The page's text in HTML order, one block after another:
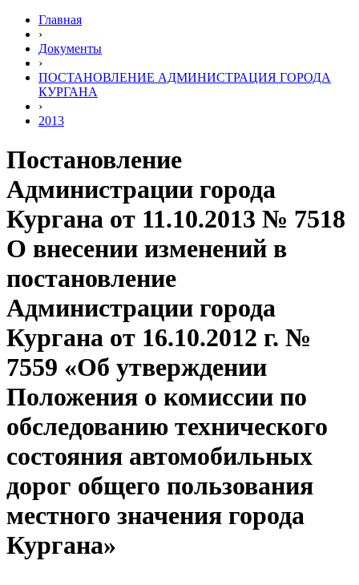
Главная
›
Документы
›
ПОСТАНОВЛЕНИЕ АДМИНИСТРАЦИЯ ГОРОДА
КУРГАНА
›
2013
Постановление
Администрации города
Кургана от 11.10.2013 № 7518
О внесении изменений в
постановление
Администрации города
Кургана от 16.10.2012 г. №
7559 «Об утверждении
Положения о комиссии по
обследованию технического
состояния автомобильных
дорог общего пользования
местного значения города
Кургана»